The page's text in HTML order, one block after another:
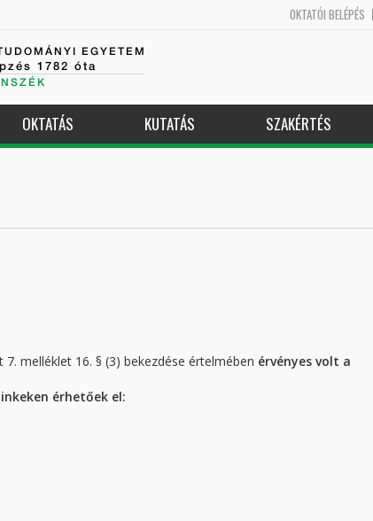
OKTATÓI BELÉPÉS
EGYETEM
1782 óta
OKTATÁS KUTATÁS SZAKÉRTÉS
melléklet 16. § (3) bekezdése értelmében érvényes volt a
érhetőek el: